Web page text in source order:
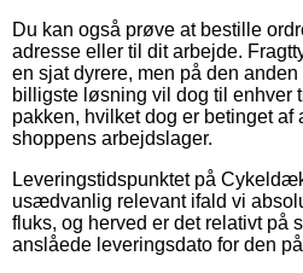
Du kan også prøve at bestille
adresse eller til dit arbejde.
en sjat dyrere, men på den
billigste løsning vil dog til enhver
pakken, hvilket dog er betinget
shoppens arbejdslager.
Leveringstidspunktet på
usædvanlig relevant ifald vi
fluks, og herved er det relativt på
anslåede leveringsdato for den